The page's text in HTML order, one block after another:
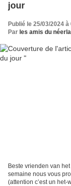
jour
Publié le 25/03/2024 à
Par les amis du
Beste vrienden van
semaine nous vous
(attention c’est un